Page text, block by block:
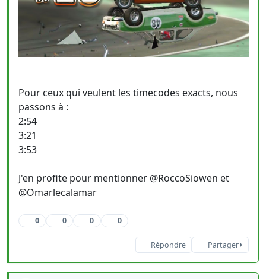
Pour ceux qui veulent les timecodes exacts, nous
passons à :
2:54
3:21
3:53
J'en profite pour mentionner @RoccoSiowen et
@Omarlecalamar
0 0 0 0
Répondre Partager